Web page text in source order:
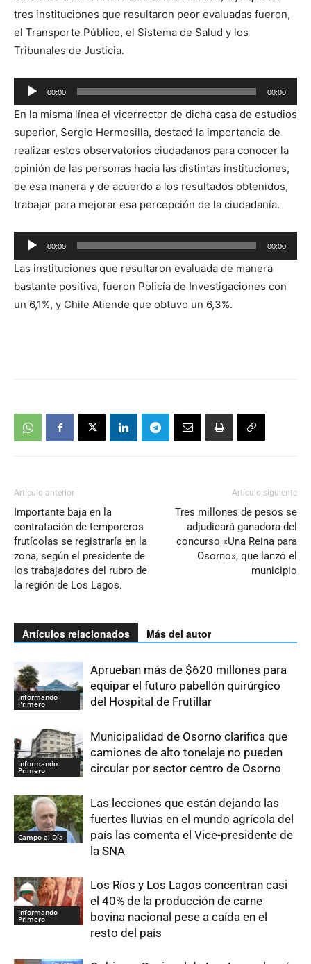
tres instituciones que resultaron peor evaluadas fueron,
el Transporte Público, el Sistema de Salud y los
Tribunales de Justicia.
Reproductor
de
audio
00:00 00:00
En la misma línea el vicerrector de dicha casa de estudios
superior, Sergio Hermosilla, destacó la importancia de
realizar estos observatorios ciudadanos para conocer la
opinión de las personas hacia las distintas instituciones,
de esa manera y de acuerdo a los resultados obtenidos,
trabajar para mejorar esa percepción de la ciudadanía.
Reproductor
de
audio
00:00 00:00
Las instituciones que resultaron evaluada de manera
bastante positiva, fueron Policía de Investigaciones con
un 6,1%, y Chile Atiende que obtuvo un 6,3%.
Artículo anterior
Importante baja en la
contratación de temporeros
frutícolas se registraría en la
zona, según el presidente de
los trabajadores del rubro de
la región de Los Lagos.
Artículo siguiente
Tres millones de pesos se
adjudicará ganadora del
concurso «Una Reina para
Osorno», que lanzó el
municipio
Artículos relacionados Más del autor
Informando
Primero
Aprueban más de $620 millones para
equipar el futuro pabellón quirúrgico
del Hospital de Frutillar
Informando
Primero
Municipalidad de Osorno clarifica que
camiones de alto tonelaje no pueden
circular por sector centro de Osorno
Campo al Día
Las lecciones que están dejando las
fuertes lluvias en el mundo agrícola del
país las comenta el Vice-presidente de
la SNA
Informando
Primero
Los Ríos y Los Lagos concentran casi
el 40% de la producción de carne
bovina nacional pese a caída en el
resto del país